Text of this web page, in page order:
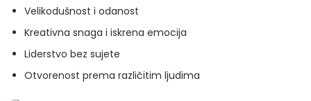
Velikodušnost i odanost
Kreativna snaga i iskrena emocija
Liderstvo bez sujete
Otvorenost prema različitim ljudima